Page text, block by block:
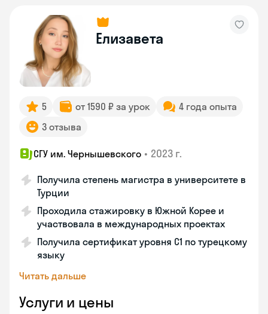
Елизавета
5 от 1590 ₽ за урок
4 года опыта
3 отзыва
СГУ им. Чернышевского • 2023 г.
Получила степень магистра в университете в
Турции
Проходила стажировку в Южной Корее и
участвовала в международных проектах
Получила сертификат уровня C1 по турецкому
языку
Читать дальше
Услуги и цены